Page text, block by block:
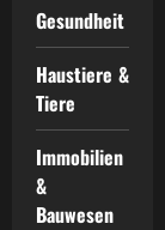
Gesundheit
Haustiere &
Tiere
Immobilien
&
Bauwesen